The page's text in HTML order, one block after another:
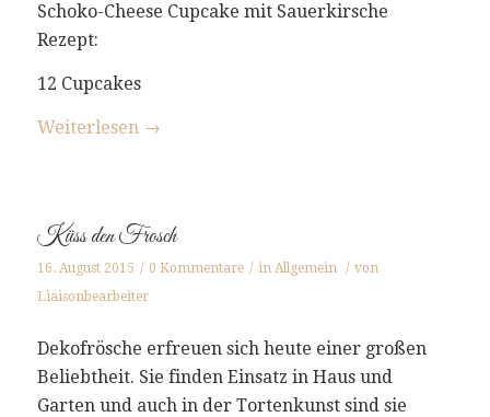
Schoko-Cheese Cupcake mit Sauerkirsche
Rezept:
12 Cupcakes
Weiterlesen →
Küss den Frosch
16. August 2015 / 0 Kommentare / in Allgemein / von
Liaisonbearbeiter
Dekofrösche erfreuen sich heute einer großen
Beliebtheit. Sie finden Einsatz in Haus und
Garten und auch in der Tortenkunst sind sie